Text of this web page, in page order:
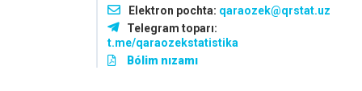
Elektron pochta: qaraozek@qrstat.uz
Telegram toparı:
t.me/qaraozekstatistika
Bólim nızamı